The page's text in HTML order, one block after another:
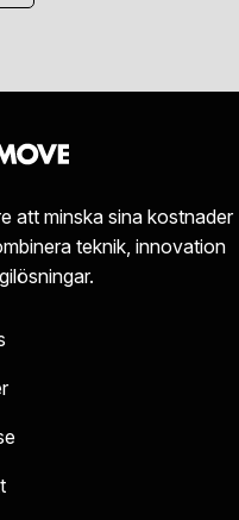
att minska sina kostnader
teknik, innovation